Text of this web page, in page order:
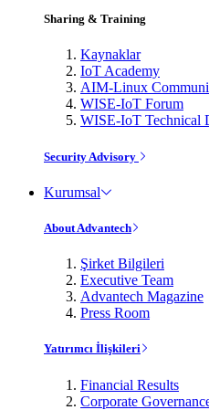
Sharing & Training
Kaynaklar
IoT Academy
AIM-Linux
WISE-IoT Forum
WISE-IoT Technical
Security Advisory
Kurumsal
About Advantech
Şirket Bilgileri
Executive Team
Advantech Magazine
Press Room
Yatırımcı İlişkileri
Financial Results
Corporate